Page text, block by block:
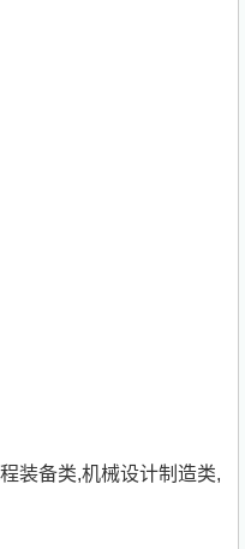
装备类,机械设计制造类,